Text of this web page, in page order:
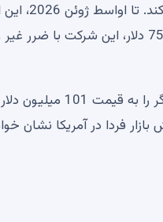
با این حال، انباشت ادامه دارد.
فردا در آمریکا نشان